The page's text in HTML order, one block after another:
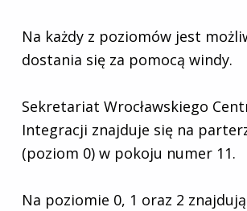
Na każdy z poziomów jest
dostania się za pomocą windy.
Sekretariat Wrocławskiego
Integracji znajduje się na
(poziom 0) w pokoju numer 11.
Na poziomie 0, 1 oraz 2